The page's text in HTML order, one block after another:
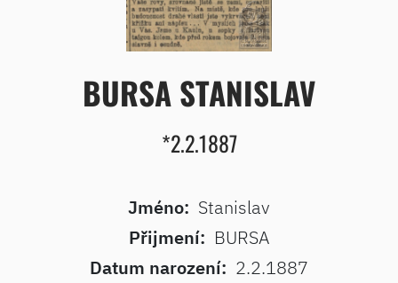
BURSA STANISLAV
*2.2.1887
Jméno: Stanislav
Přijmení: BURSA
Datum narození: 2.2.1887